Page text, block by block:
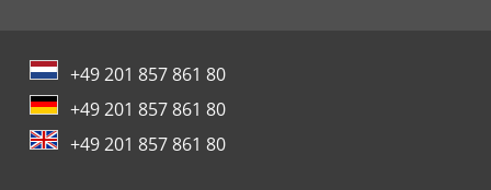
+49 201 857 861 80
+49 201 857 861 80
+49 201 857 861 80